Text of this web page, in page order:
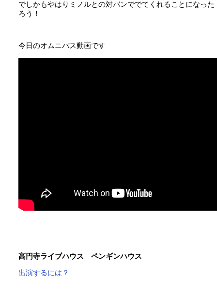
でしかもやはりミノルとの対バンででてくれることになっ
ろう！
今日のオムニバス動画です
高円寺ライブハウス ペンギンハウス
出演するには？